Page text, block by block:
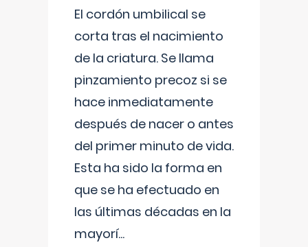
El cordón umbilical se
corta tras el nacimiento
de la criatura. Se llama
pinzamiento precoz si se
hace inmediatamente
después de nacer o antes
del primer minuto de vida.
Esta ha sido la forma en
que se ha efectuado en
las últimas décadas en la
mayorí...